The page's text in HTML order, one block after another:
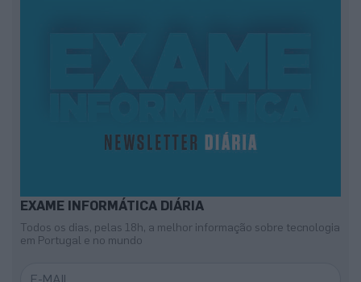
EXAME INFORMÁTICA DIÁRIA
Todos os dias, pelas 18h, a melhor informação sobre tecnologia
em Portugal e no mundo